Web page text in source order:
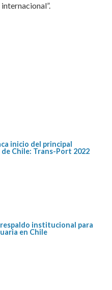
inicio del principal
Chile: Trans-Port 2022
institucional para
en Chile